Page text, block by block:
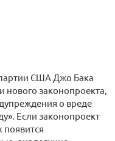
США Джо Бака
нового законопроекта,
о вреде
Если законопроект
появится